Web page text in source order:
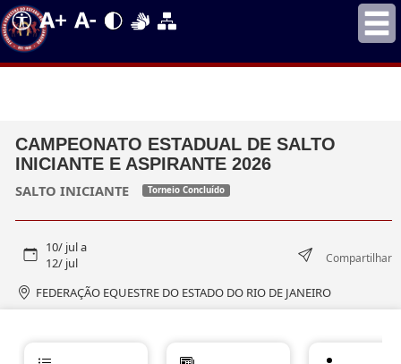
CAMPEONATO ESTADUAL DE SALTO
INICIANTE E ASPIRANTE 2026
SALTO INICIANTE Torneio Concluído
10/ jul a
12/ jul
Compartilhar
FEDERAÇÃO EQUESTRE DO ESTADO DO RIO DE JANEIRO